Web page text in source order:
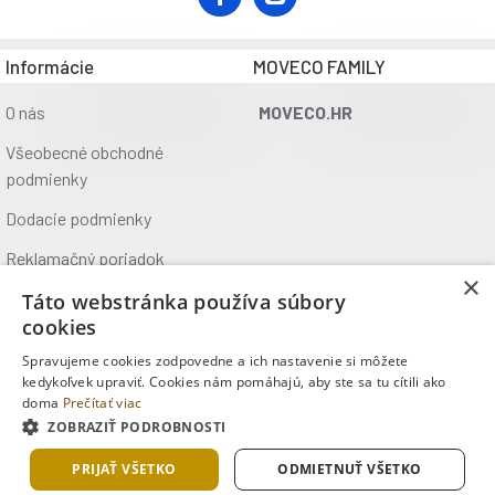
baleno v obalu
Informácie
O nás
Všeobecné obchodné
podmienky
Dodacie podmienky
Reklamačný poriadok
Ochrana údajov
Kontakt
Kde nás nájdete
MOVECO FAMILY
MOVECO.HR
Copyright © 2025, MOVECO s.r.o., Všetky práva vyhradené
×
Táto webstránka používa súbory
cookies
Spravujeme cookies zodpovedne a ich nastavenie si môžete
kedykoľvek upraviť. Cookies nám pomáhajú, aby ste sa tu cítili ako
doma Prečítať viac
ZOBRAZIŤ PODROBNOSTI
PRIJAŤ VŠETKO ODMIETNUŤ VŠETKO